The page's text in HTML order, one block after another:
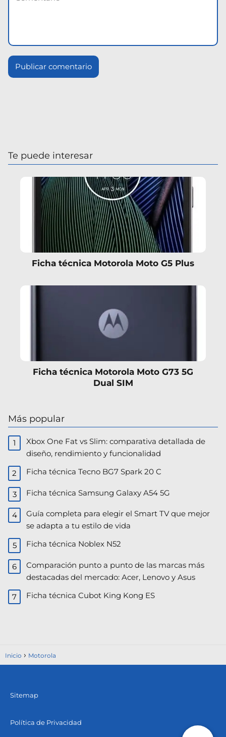
Te puede interesar
Ficha técnica Motorola Moto G5 Plus
Ficha técnica Motorola Moto G73 5G
Dual SIM
Más popular
Xbox One Fat vs Slim: comparativa detallada de
diseño, rendimiento y funcionalidad
Ficha técnica Tecno BG7 Spark 20 C
Ficha técnica Samsung Galaxy A54 5G
Guía completa para elegir el Smart TV que mejor
se adapta a tu estilo de vida
Ficha técnica Noblex N52
Comparación punto a punto de las marcas más
destacadas del mercado: Acer, Lenovo y Asus​
Ficha técnica Cubot King Kong ES
Inicio Motorola
Sitemap
Política de Privacidad